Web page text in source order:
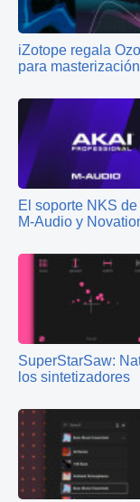
iZotope regala
para masterización
El soporte NKS
M-Audio y
SuperStarSaw:
los sintetizadores